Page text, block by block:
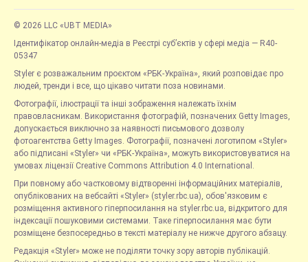
© 2026 LLC «UBT MEDIA»
Ідентифікатор онлайн-медіа в Реєстрі суб’єктів у сфері медіа — R40-
05347
Styler є розважальним проєктом «РБК-Україна», який розповідає про
людей, тренди і все, що цікаво читати поза новинами.
Фотографії, ілюстрації та інші зображення належать їхнім
правовласникам. Використання фотографій, позначених Getty Images,
допускається виключно за наявності письмового дозволу
фотоагентства Getty Images. Фотографії, позначені логотипом «Styler»
або підписані «Styler» чи «РБК-Україна», можуть використовуватися на
умовах ліцензії Creative Commons Attribution 4.0 International.
При повному або частковому відтворенні інформаційних матеріалів,
опублікованих на вебсайті «Styler» (styler.rbc.ua), обов'язковим є
розміщення активного гіперпосилання на styler.rbc.ua, відкритого для
індексації пошуковими системами. Таке гіперпосилання має бути
розміщене безпосередньо в тексті матеріалу не нижче другого абзацу.
Редакція «Styler» може не поділяти точку зору авторів публікацій.